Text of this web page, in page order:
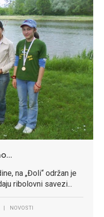
na „Đoli“ održan je
ribolovni savezi...
| NOVOSTI